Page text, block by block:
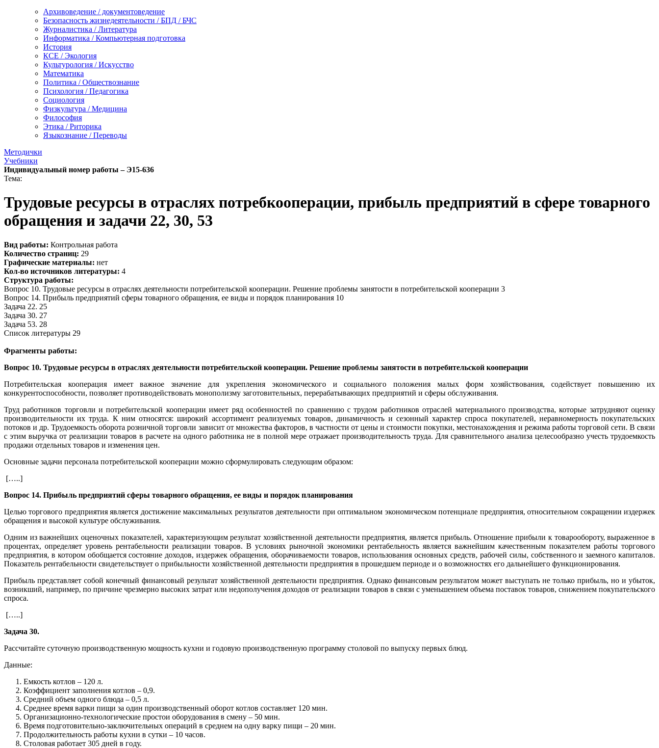
Архивоведение / документоведение
Безопасность жизнедеятельности / БПД / БЧС
Журналистика / Литература
Информатика / Компьютерная подготовка
История
КСЕ / Экология
Культурология / Искусство
Математика
Политика / Обществознание
Психология / Педагогика
Социология
Физкультура / Медицина
Философия
Этика / Риторика
Языкознание / Переводы
Методички
Учебники
Индивидуальный номер работы – Э15-636
Тема:
Трудовые ресурсы в отраслях потребкооперации, прибыль предприятий в сфере товарного
обращения и задачи 22, 30, 53
Вид работы: Контрольная работа
Количество страниц: 29
Графические материалы: нет
Кол-во источников литературы: 4
Структура работы:
Вопрос 10. Трудовые ресурсы в отраслях деятельности потребительской кооперации. Решение проблемы занятости в потребительской кооперации 3
Вопрос 14. Прибыль предприятий сферы товарного обращения, ее виды и порядок планирования 10
Задача 22. 25
Задача 30. 27
Задача 53. 28
Список литературы 29
Фрагменты работы:
Вопрос 10. Трудовые ресурсы в отраслях деятельности потребительской кооперации. Решение проблемы занятости в потребительской кооперации
Потребительская кооперация имеет важное значение для укрепления экономического и социального положения малых форм хозяйствования, содействует повышению их
конкурентоспособности, позволяет противодействовать монополизму заготовительных, перерабатывающих предприятий и сферы обслуживания.
Труд работников торговли и потребительской кооперации имеет ряд особенностей по сравнению с трудом работников отраслей материального производства, которые затрудняют оценку
производительности их труда. К ним относятся: широкий ассортимент реализуемых товаров, динамичность и сезонный характер спроса покупателей, неравномерность покупательских
потоков и др. Трудоемкость оборота розничной торговли зависит от множества факторов, в частности от цены и стоимости покупки, местонахождения и режима работы торговой сети. В связи
с этим выручка от реализации товаров в расчете на одного работника не в полной мере отражает производительность труда. Для сравнительного анализа целесообразно учесть трудоемкость
продажи отдельных товаров и изменения цен.
Основные задачи персонала потребительской кооперации можно сформулировать следующим образом:
[…..]
Вопрос 14. Прибыль предприятий сферы товарного обращения, ее виды и порядок планирования
Целью торгового предприятия является достижение максимальных результатов деятельности при оптимальном экономическом потенциале предприятия, относительном сокращении издержек
обращения и высокой культуре обслуживания.
Одним из важнейших оценочных показателей, характеризующим результат хозяйственной деятельности предприятия, является прибыль. Отношение прибыли к товарообороту, выраженное в
процентах, определяет уровень рентабельности реализации товаров. В условиях рыночной экономики рентабельность является важнейшим качественным показателем работы торгового
предприятия, в котором обобщается состояние доходов, издержек обращения, оборачиваемости товаров, использования основных средств, рабочей силы, собственного и заемного капиталов.
Показатель рентабельности свидетельствует о прибыльности хозяйственной деятельности предприятия в прошедшем периоде и о возможностях его дальнейшего функционирования.
Прибыль представляет собой конечный финансовый результат хозяйственной деятельности предприятия. Однако финансовым результатом может выступать не только прибыль, но и убыток,
возникший, например, по причине чрезмерно высоких затрат или недополучения доходов от реализации товаров в связи с уменьшением объема поставок товаров, снижением покупательского
спроса.
[…..]
Задача 30.
Рассчитайте суточную производственную мощность кухни и годовую производственную программу столовой по выпуску первых блюд.
Данные:
Емкость котлов – 120 л.
Коэффициент заполнения котлов – 0,9.
Средний объем одного блюда – 0,5 л.
Среднее время варки пищи за один производственный оборот котлов составляет 120 мин.
Организационно-технологические простои оборудования в смену – 50 мин.
Время подготовительно-заключительных операций в среднем на одну варку пищи – 20 мин.
Продолжительность работы кухни в сутки – 10 часов.
Столовая работает 305 дней в году.